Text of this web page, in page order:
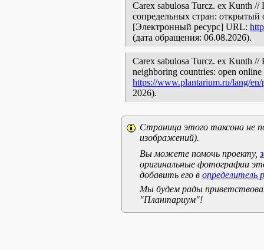
Carex sabulosa Turcz. ex Kunth
сопредельных стран: открытый
[Электронный ресурс] URL:
(дата обращения: 06.08.2026).
Carex sabulosa Turcz. ex Kunth //
neighboring countries: open
https://www.plantarium.ru/lang/
2026).
Страница этого таксона не
изображений).
Вы можете помочь проекту,
оригинальные фотографии
добавить его в определитель
Мы будем рады
"Плантариум"!